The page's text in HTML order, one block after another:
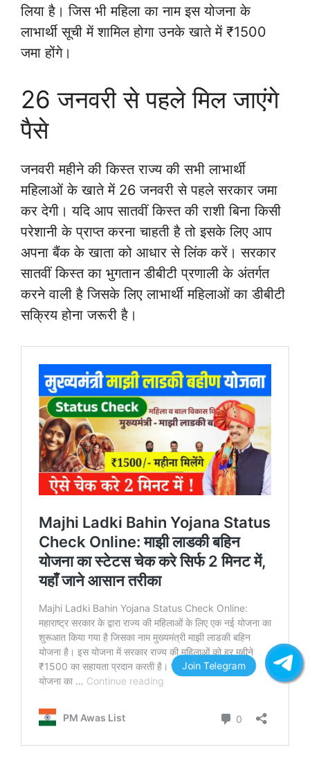
लिया है। जिस भी महिला का नाम इस योजना के
लाभार्थी सूची में शामिल होगा उनके खाते में ₹1500
जमा होंगे।
26 जनवरी से पहले मिल जाएंगे
पैसे
जनवरी महीने की किस्त राज्य की सभी लाभार्थी
महिलाओं के खाते में 26 जनवरी से पहले सरकार जमा
कर देगी। यदि आप सातवीं किस्त की राशी बिना किसी
परेशानी के प्राप्त करना चाहती है तो इसके लिए आप
अपना बैंक के खाता को आधार से लिंक करें। सरकार
सातवीं किस्त का भुगतान डीबीटी प्रणाली के अंतर्गत
करने वाली है जिसके लिए लाभार्थी महिलाओं का डीबीटी
सक्रिय होना जरूरी है।